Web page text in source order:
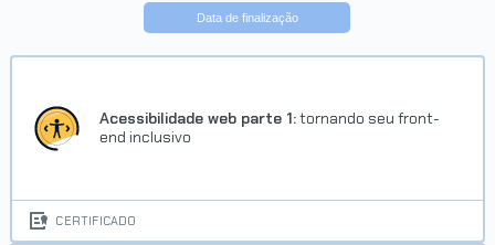
Data de finalização
Acessibilidade web parte 1:tornando seu front-
end inclusivo
CERTIFICADO